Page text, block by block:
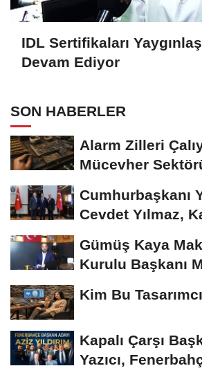
IDL Sertifikaları
Devam Ediyor
SON HABERLER
Alarm Zilleri
Mücevher
Cumhurbaşkanı
Cevdet Yılmaz,
Gümüş Kaya
Kurulu Başkanı
Kim Bu
Kapalı Çarşı
Yazıcı,